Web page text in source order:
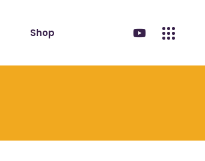
Shop